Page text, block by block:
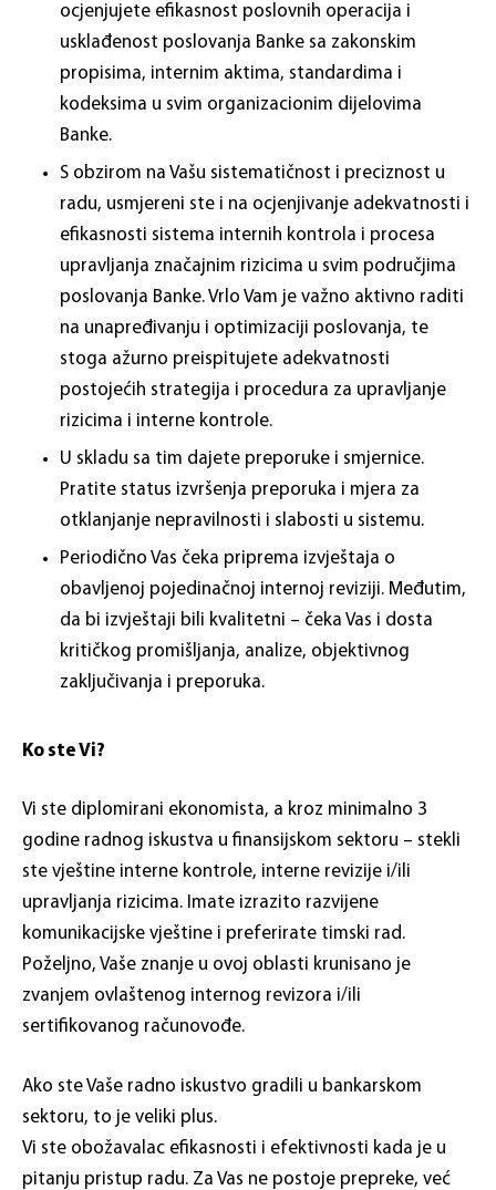
ocjenjujete efikasnost poslovnih operacija i
usklađenost poslovanja Banke sa zakonskim
propisima, internim aktima, standardima i
kodeksima u svim organizacionim dijelovima
Banke.
S obzirom na Vašu sistematičnost i preciznost u
radu, usmjereni ste i na ocjenjivanje adekvatnosti i
efikasnosti sistema internih kontrola i procesa
upravljanja značajnim rizicima u svim područjima
poslovanja Banke. Vrlo Vam je važno aktivno raditi
na unapređivanju i optimizaciji poslovanja, te
stoga ažurno preispitujete adekvatnosti
postojećih strategija i procedura za upravljanje
rizicima i interne kontrole.
U skladu sa tim dajete preporuke i smjernice.
Pratite status izvršenja preporuka i mjera za
otklanjanje nepravilnosti i slabosti u sistemu.
Periodično Vas čeka priprema izvještaja o
obavljenoj pojedinačnoj internoj reviziji. Međutim,
da bi izvještaji bili kvalitetni – čeka Vas i dosta
kritičkog promišljanja, analize, objektivnog
zaključivanja i preporuka.
Ko ste Vi?
Vi ste diplomirani ekonomista, a kroz minimalno 3
godine radnog iskustva u finansijskom sektoru – stekli
ste vještine interne kontrole, interne revizije i/ili
upravljanja rizicima. Imate izrazito razvijene
komunikacijske vještine i preferirate timski rad.
Poželjno, Vaše znanje u ovoj oblasti krunisano je
zvanjem ovlaštenog internog revizora i/ili
sertifikovanog računovođe.
Ako ste Vaše radno iskustvo gradili u bankarskom
sektoru, to je veliki plus.
Vi ste obožavalac efikasnosti i efektivnosti kada je u
pitanju pristup radu. Za Vas ne postoje prepreke, već